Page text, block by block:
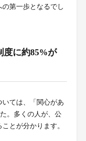
第一歩となるでし
度に約85%が
いては、「関心があ
。多くの人が、公
とが分かります。